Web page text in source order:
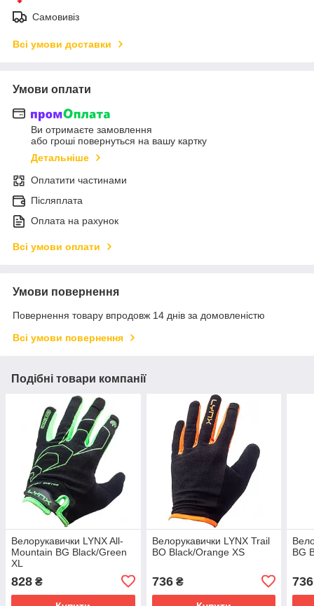
Самовивіз
Всі умови доставки
Умови оплати
Ви отримаєте замовлення
або гроші повернуться на вашу картку
Детальніше
Оплатити частинами
Післяплата
Оплата на рахунок
Всі умови оплати
Умови повернення
Повернення товару впродовж 14 днів за домовленістю
Всі умови повернення
Подібні товари компанії
Велорукавички LYNX All-
Mountain BG Black/Green
XL
828 ₴
Велорукавички LYNX Trail
BO Black/Orange XS
736₴
BG
736